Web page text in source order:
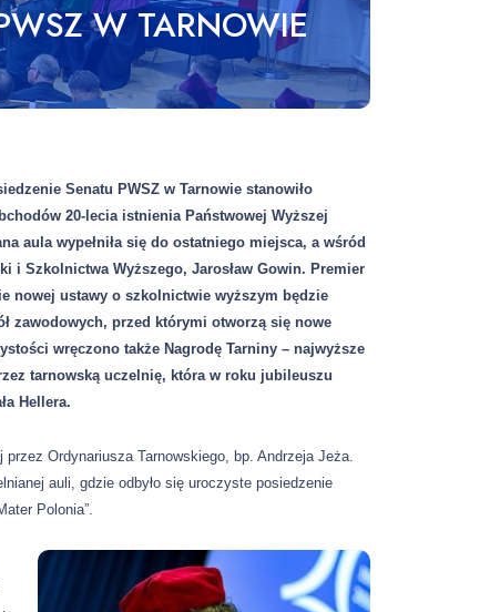
W TARNOWIE
Senatu PWSZ w Tarnowie stanowiło
20-lecia istnienia Państwowej Wyższej
aula wypełniła się do ostatniego miejsca, a wśród
i Szkolnictwa Wyższego, Jarosław Gowin. Premier
nowej ustawy o szkolnictwie wyższym będzie
zawodowych, przed którymi otworzą się nowe
wręczono także Nagrodę Tarniny – najwyższe
tarnowską uczelnię, która w roku jubileuszu
Hellera.
Ordynariusza Tarnowskiego, bp. Andrzeja Jeża.
auli, gdzie odbyło się uroczyste posiedzenie
Polonia”.